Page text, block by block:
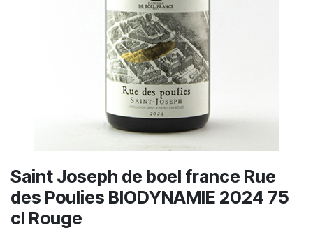
Saint Joseph de boel france Rue
des Poulies BIODYNAMIE 2024 75
cl Rouge